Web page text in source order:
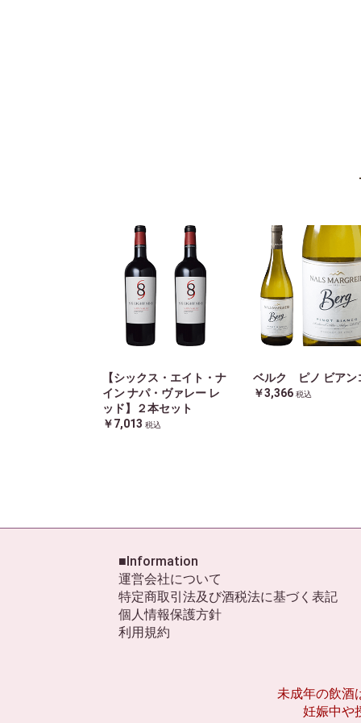
【シックス・エイト・ナ
イン ナパ・ヴァレー レ
ッド】２本セット
￥7,013 税込
ベルク ピノ ビアン
￥3,366 税込
■Information
運営会社について
特定商取引法及び酒税法に基づく表記
個人情報保護方針
利用規約
未成年の飲酒
妊娠中や